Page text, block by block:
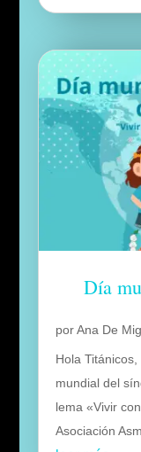
Día
porAna De
Hola
mundial del
lema «Vivir
Asociación